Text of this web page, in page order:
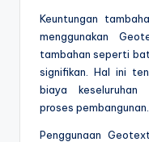
Keuntungan
menggunakan
tambahan seperti
signifikan. Hal ini
biaya keseluruhan
proses pembangunan.
Penggunaan